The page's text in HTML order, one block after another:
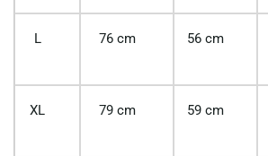
L 76 cm 56 cm
XL 79 cm 59 cm